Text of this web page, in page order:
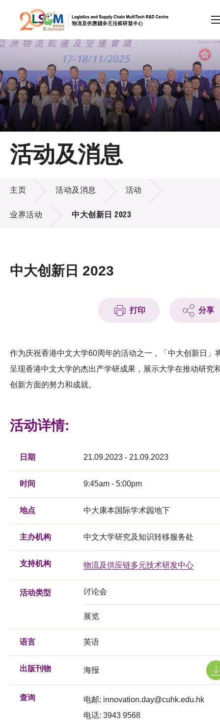
跳到内容（按回车键）
会员登录
A A EN 繁 简
主页
关于LSCM
技术商品化
项目及资助计划
活动及消息
科技分享
会籍
活动及消息
活动及消息
主页 活动及消息 活动
业界活动 中大创新日 2023
中大创新日 2023
打印 分享
作为庆祝香港中文大学60周年的活动之一，「中大创新日」
呈现香港中文大学的杰出产学研成果，展示大学在推动研究
创新方面的努力和成就。
活动详情:
日期 21.09.2023 - 21.09.2023
时间 9:45am - 5:00pm
地点 中大康本国际学术园地下
主办机构 中文大学研究及知识转移服务处
支持机构 物流及供应链多元技术研发中心
活动类型 讨论会
展览
语言 英语
出版刊物 海报
查询 电邮: innovation.day@cuhk.edu.hk
电话: 3943 9568